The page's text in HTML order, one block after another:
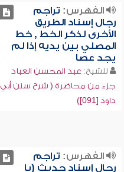
الفهرس: تراجم
رجال إسناد الطريق
الأخرى لذكر الخط , خط
المصلي بين يديه إذا لم
يجد عصا
للشيخ: عبد المحسن العباد
جزء من محاضرة ( شرح سنن أبي
داود [091])
الفهرس: تراجم
رجال إسناد حديث (يا